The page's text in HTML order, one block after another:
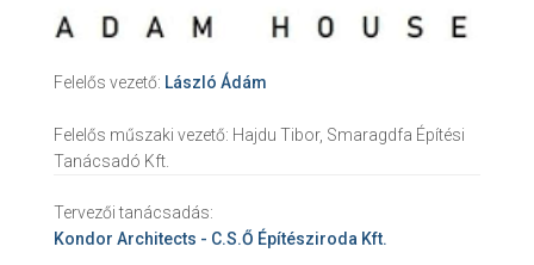
Felelős vezető: László Ádám
Felelős műszaki vezető: Hajdu Tibor, Smaragdfa Építési
Tanácsadó Kft.
Tervezői tanácsadás:
Kondor Architects - C.S.Ő Építésziroda Kft.